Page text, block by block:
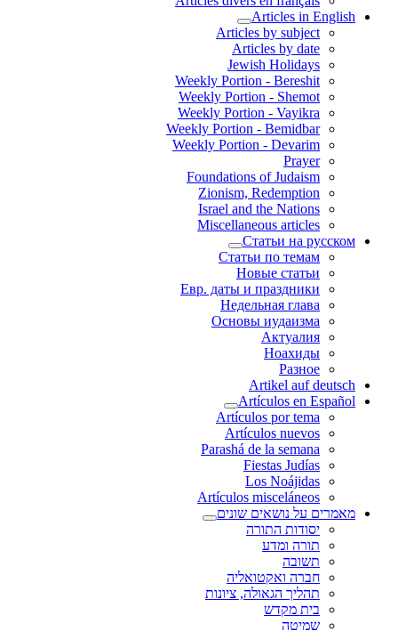
Articles in English
Articles by subject
Articles by date
Jewish Holidays
Weekly Portion - Bereshit
Weekly Portion - Shemot
Weekly Portion - Vayikra
Weekly Portion - Bemidbar
Weekly Portion - Devarim
Prayer
Foundations of Judaism
Zionism, Redemption
Israel and the Nations
Miscellaneous articles
Статьи на русском
Статьи по темам
Новые статьи
Евр. даты и праздники
Недельная глава
Основы иудаизма
Актуалия
Ноахиды
Разное
Artikel auf deutsch
Artículos en Español
Artículos por tema
Artículos nuevos
Parashá de la semana
Fiestas Judías
Los Noájidas
Artículos misceláneos
מאמרים על נושאים שונים
יסודות התורה
תורה ומדע
תשובה
חברה ואקטואליה
תהליך הגאולה, ציונות
בית מקדש
שמיטה